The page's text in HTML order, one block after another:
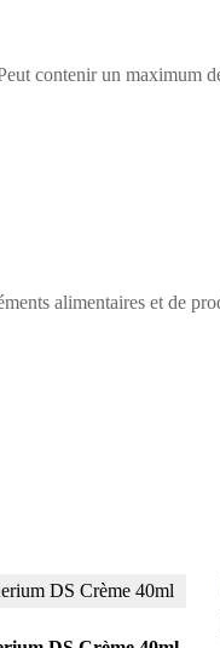
contenir un maximum
alimentaires et de